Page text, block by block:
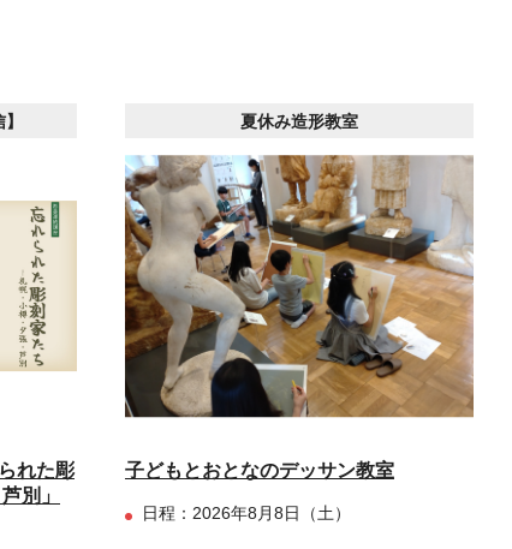
れた彫
別」
夏休み造形教室
子どもとおとなのデッサン教室
日程： 2026年8月8日（土）